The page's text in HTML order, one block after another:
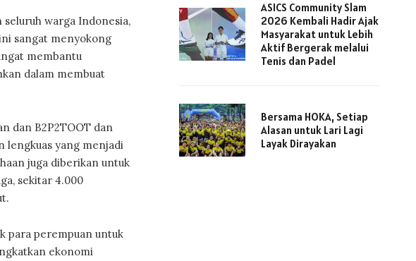
warga Indonesia,
sangat menyokong
membantu
dalam membuat
dan B2P2TOOT dan
lengkuas yang menjadi
juga diberikan untuk
sekitar 4.000
para perempuan untuk
ekonomi
ASICS Community Slam
2026 Kembali Hadir Ajak
Masyarakat untuk Lebih
Aktif Bergerak melalui
Tenis dan Padel
Bersama HOKA, Setiap
Alasan untuk Lari Lagi
Layak Dirayakan